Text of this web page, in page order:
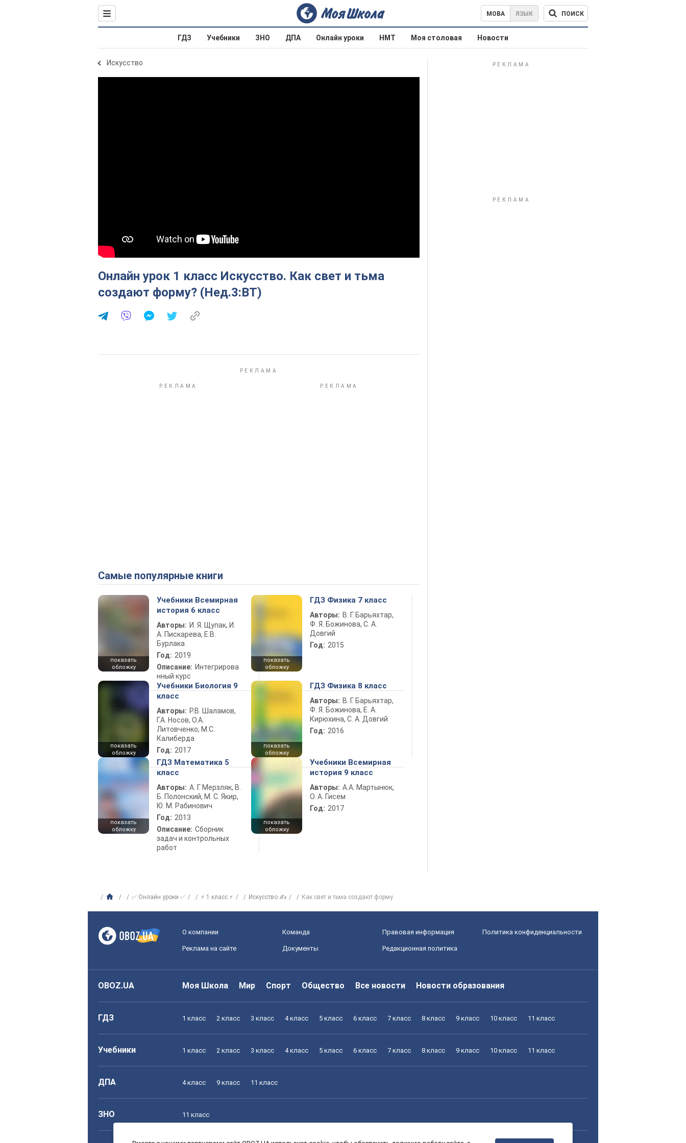
МОВА ЯЗЫК ПОИСК
ГДЗ Учебники ЗНО ДПА Онлайн уроки НМТ Моя столовая Новости
Искусство
Онлайн урок 1 класс Искусство. Как свет и тьма
создают форму? (Нед.3:ВТ)
Самые популярные книги
показать
обложку
Учебники Всемирная
история 6 класс
Авторы: И. Я. Щупак, И.
А. Пискарева, Е.В.
Бурлака
Год: 2019
Описание: Интегрирова
нный курс
показать
обложку
ГДЗ Физика 7 класс
Авторы: В. Г. Барьяхтар,
Ф. Я. Божинова, С. А.
Довгий
Год: 2015
показать
обложку
Учебники Биология 9
класс
Авторы: Р.В. Шаламов,
Г.А. Носов, О.А.
Литовченко, М.С.
Калиберда
Год: 2017
показать
обложку
ГДЗ Физика 8 класс
Авторы: В. Г. Барьяхтар,
Ф. Я. Божинова, Е. А.
Кирюхина, С. А. Довгий
Год: 2016
показать
обложку
ГДЗ Математика 5
класс
Авторы: А. Г. Мерзляк, В.
Б. Полонский, М. С. Якир,
Ю. М. Рабинович
Год: 2013
Описание: Сборник
задач и контрольных
работ
показать
обложку
Учебники Всемирная
история 9 класс
Авторы: А.А. Мартынюк,
О. А. Гисем
Год: 2017
✅ Онлайн уроки ✅ ⚡ 1 класс ⚡ Искусство ✍ Как свет и тьма создают форму
О компании Команда Правовая информация Политика конфиденциальности
Реклама на сайте Документы Редакционная политика
OBOZ.UA Моя Школа Мир Спорт Общество Все новости Новости образования
ГДЗ 1 класс 2 класс 3 класс 4 класс 5 класс 6 класс 7 класс 8 класс 9 класс 10 класс 11 класс
Учебники 1 класс 2 класс 3 класс 4 класс 5 класс 6 класс 7 класс 8 класс 9 класс 10 класс 11 класс
ДПА 4 класс 9 класс 11 класс
ЗНО 11 класс